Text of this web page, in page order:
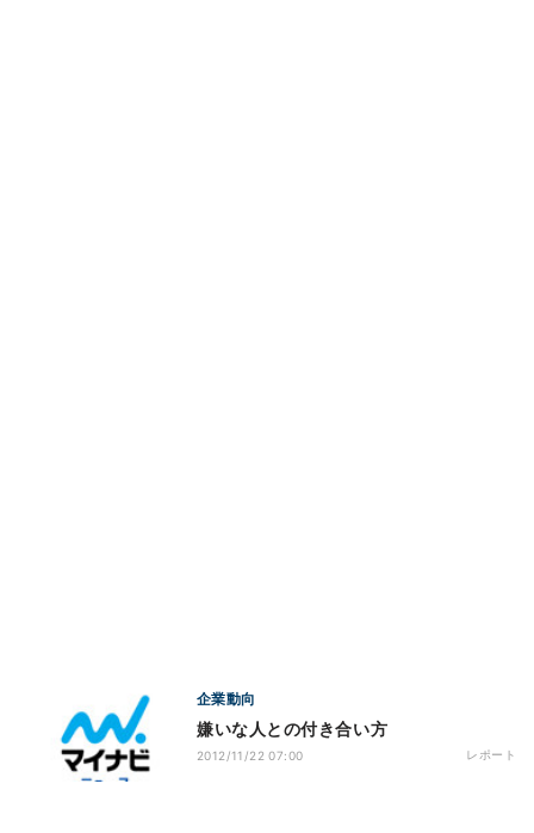
企業動向
嫌いな人との付き合い方
2012/11/22 07:00 レポート